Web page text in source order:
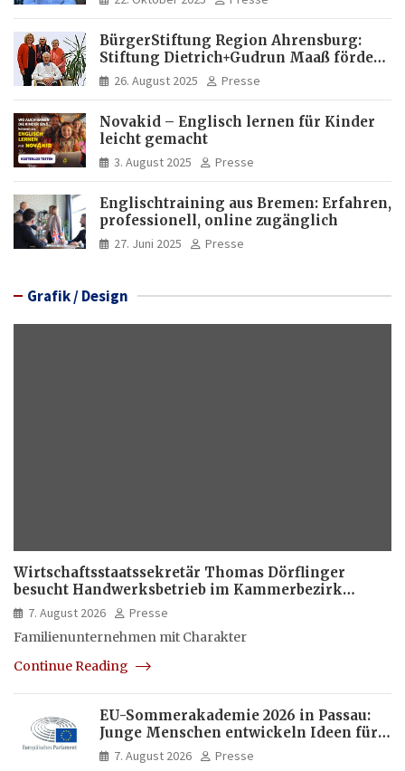
Internationaler Experte für Bildung
BürgerStiftung Region Ahrensburg:
Stiftung Dietrich+Gudrun Maaß fördert
Deutschkenntnisse von Frauen
26. August 2025 Presse
Novakid – Englisch lernen für Kinder
leicht gemacht
3. August 2025 Presse
Englischtraining aus Bremen: Erfahren,
professionell, online zugänglich
27. Juni 2025 Presse
Grafik / Design
Wirtschaftsstaatssekretär Thomas Dörflinger
besucht Handwerksbetrieb im Kammerbezirk
Freiburg
7. August 2026
Presse
Familienunternehmen mit Charakter
Continue Reading
EU-Sommerakademie 2026 in Passau:
Junge Menschen entwickeln Ideen für
Europas Zukunft
7. August 2026 Presse